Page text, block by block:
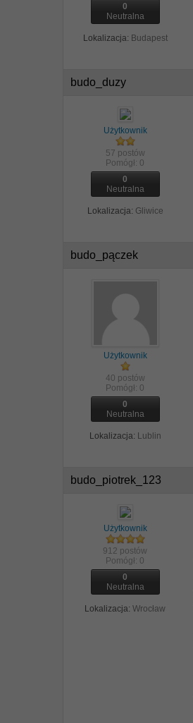
0
Neutralna
Lokalizacja: Budapest
budo_duzy
Użytkownik
57 postów
Pomógł: 0
0
Neutralna
Lokalizacja: Gliwice
budo_pączek
Użytkownik
40 postów
Pomógł: 0
0
Neutralna
Lokalizacja: Lublin
budo_piotrek_123
Użytkownik
912 postów
Pomógł: 0
0
Neutralna
Lokalizacja: Wrocław